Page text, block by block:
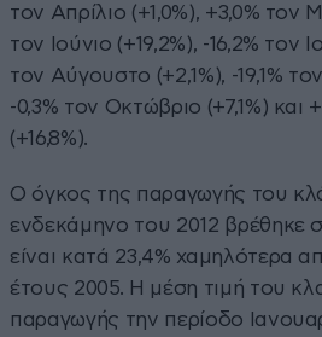
τον Απρίλιο (+1,0%), +3,0% τον
τον Ιούνιο (+19,2%), -16,2% τον
τον Αύγουστο (+2,1%), -19,1%
-0,3% τον Οκτώβριο (+7,1%) και
(+16,8%).
O όγκος της παραγωγής του
ενδεκάμηνο του 2012 βρέθηκε
είναι κατά 23,4% χαμηλότερα
έτους 2005. Η μέση τιμή του
παραγωγής την περίοδο